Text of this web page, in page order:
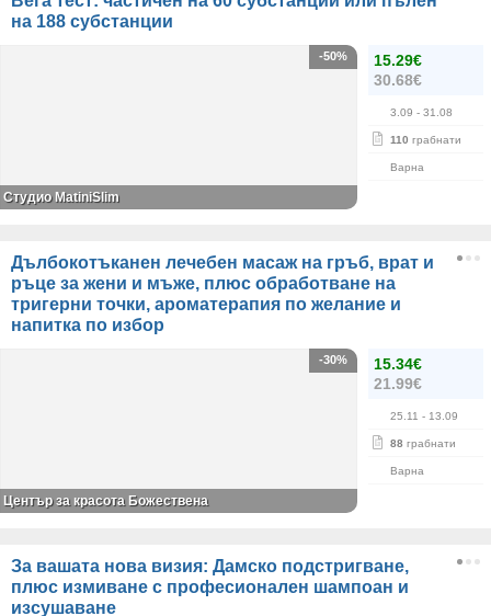
на 188 субстанции
15.29€
30.68€
3.09 - 31.08
110 грабнати
Варна
-50%
Студио MatiniSlim
Дълбокотъканен лечебен масаж на гръб, врат и
ръце за жени и мъже, плюс обработване на
тригерни точки, ароматерапия по желание и
напитка по избор
15.34€
21.99€
25.11 - 13.09
88 грабнати
Варна
-30%
Център за красота Божествена
За вашата нова визия: Дамско подстригване,
плюс измиване с професионален шампоан и
изсушаване